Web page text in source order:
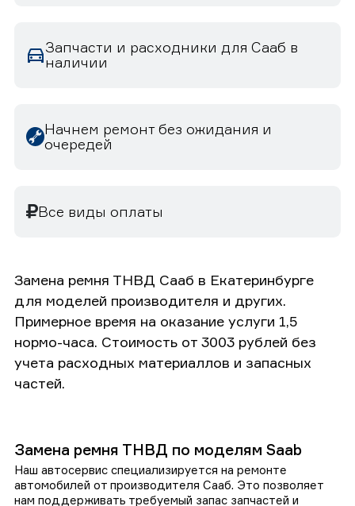
Запчасти и расходники для Сааб в
наличии
Начнем ремонт без ожидания и
очередей
Все виды оплаты
Замена ремня ТНВД Сааб в Екатеринбурге
для моделей производителя и других.
Примерное время на оказание услуги 1,5
нормо-часа. Стоимость от 3003 рублей без
учета расходных материаллов и запасных
частей.
Замена ремня ТНВД по моделям Saab
Наш автосервис специализируется на ремонте
автомобилей от производителя Сааб. Это позволяет
нам поддерживать требуемый запас запчастей и